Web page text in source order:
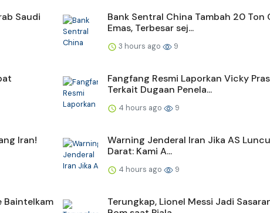
Saudi
Bank Sentral China Tambah 20 Ton
Emas, Terbesar sej...
3 hours ago 9
Fangfang Resmi Laporkan Vicky
Terkait Dugaan Penela...
4 hours ago 9
Iran!
Warning Jenderal Iran Jika AS
Darat: Kami A...
4 hours ago 9
Baintelkam
Terungkap, Lionel Messi Jadi